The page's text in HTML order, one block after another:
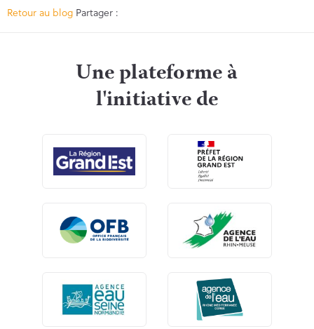
Retour au blog Partager :
Une plateforme à
l'initiative de